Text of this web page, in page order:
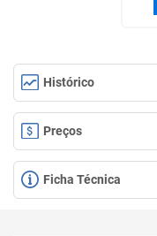
Histórico
Preços
Ficha Técnica